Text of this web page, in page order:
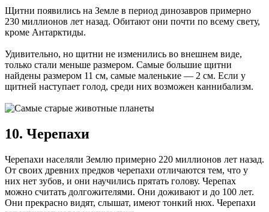
Щитни появились на Земле в период динозавров примерно
230 миллионов лет назад. Обитают они почти по всему свету,
кроме Антарктиды.
Удивительно, но щитни не изменились во внешнем виде,
только стали меньше размером. Самые большие щитни
найдены размером 11 см, самые маленькие — 2 см. Если у
щитней наступает голод, среди них возможен каннибализм.
10. Черепахи
Черепахи населяли Землю примерно 220 миллионов лет назад.
От своих древних предков черепахи отличаются тем, что у
них нет зубов, и они научились прятать голову. Черепах
можно считать долгожителями. Они доживают и до 100 лет.
Они прекрасно видят, слышат, имеют тонкий нюх. Черепахи